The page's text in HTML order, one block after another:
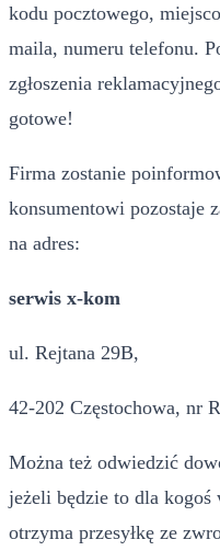
kodu pocztowego,
maila, numeru telefonu.
zgłoszenia
gotowe!
Firma zostanie
konsumentowi pozostaje
na adres:
serwis x-kom
ul. Rejtana 29B,
42-202 Częstochowa, nr
Można też odwiedzić
jeżeli będzie to dla
otrzyma przesyłkę ze